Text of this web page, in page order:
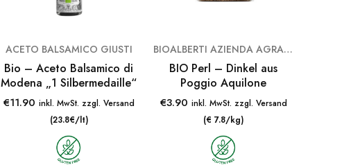
ACETO BALSAMICO GIUSTI
Bio – Aceto Balsamico di
Modena „1 Silbermedaille“
€11.90 inkl. MwSt. zzgl. Versand
(23.8€/lt)
BIOALBERTI AZIENDA AGRARIA
BIO Perl – Dinkel aus
Poggio Aquilone
€3.90 inkl. MwSt. zzgl. Versand
(€ 7.8/kg)